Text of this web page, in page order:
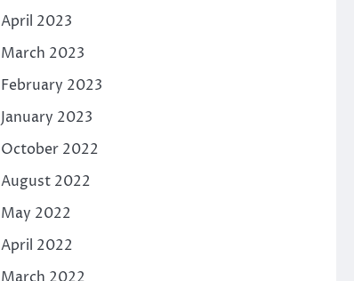
April 2023
March 2023
February 2023
January 2023
October 2022
August 2022
May 2022
April 2022